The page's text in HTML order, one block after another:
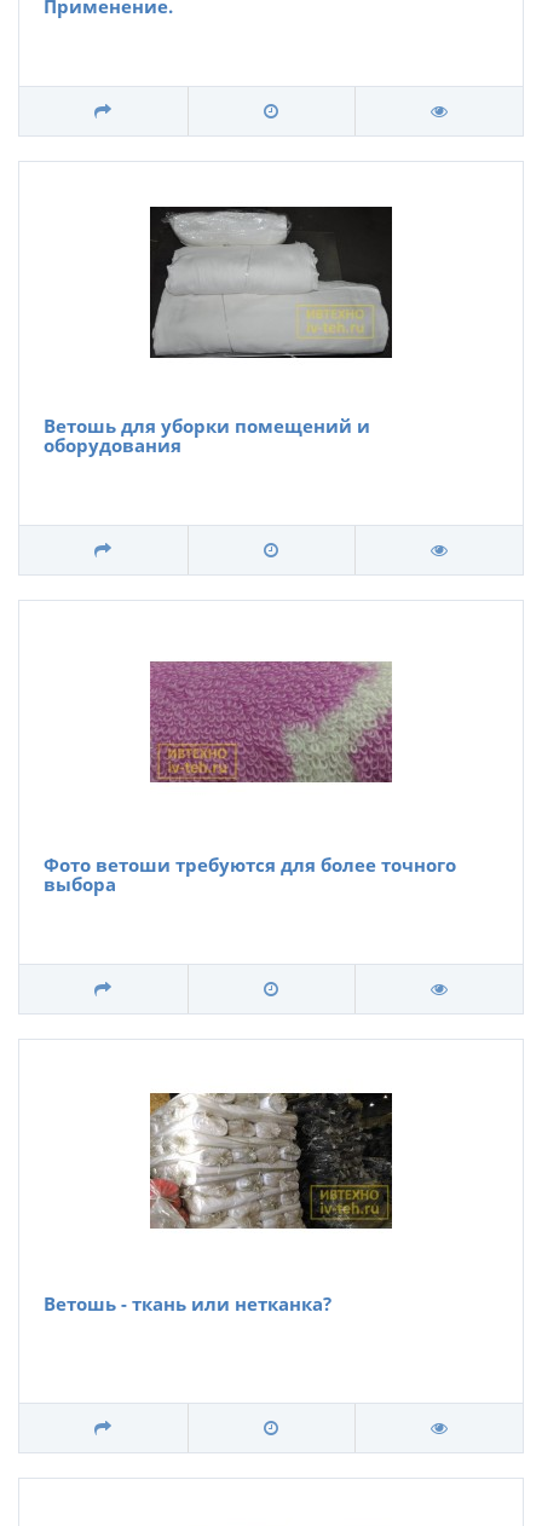
Применение.
Ветошь для уборки помещений и
оборудования
Фото ветоши требуются для более точного
выбора
Ветошь - ткань или нетканка?